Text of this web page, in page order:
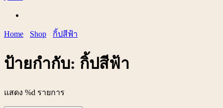
Home Shop กิ้ปสีฟ้า
ป้ายกำกับ: กิ้ปสีฟ้า
แสดง %d รายการ